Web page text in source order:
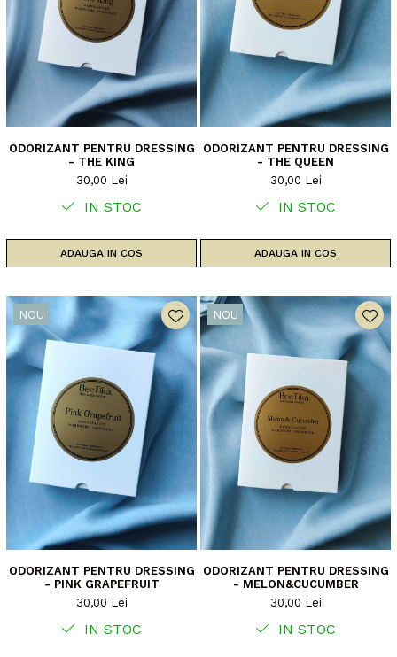
ODORIZANT PENTRU DRESSING
- THE KING
30,00 Lei
IN STOC
ADAUGA IN COS
ODORIZANT PENTRU DRESSING
- THE QUEEN
30,00 Lei
IN STOC
ADAUGA IN COS
NOU
ODORIZANT PENTRU DRESSING
- PINK GRAPEFRUIT
30,00 Lei
IN STOC
NOU
ODORIZANT PENTRU DRESSING
- MELON&CUCUMBER
30,00 Lei
IN STOC